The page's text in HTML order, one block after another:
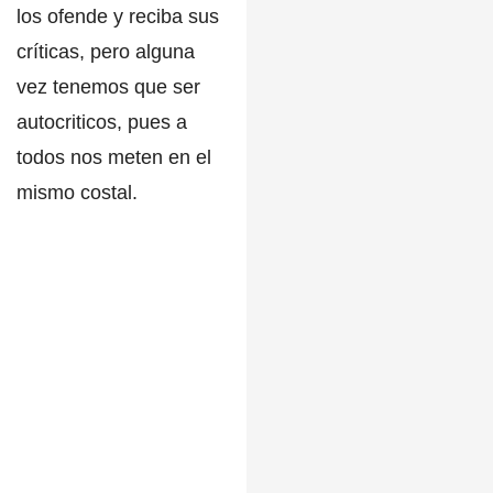
los ofende y reciba sus
críticas, pero alguna
vez tenemos que ser
autocriticos, pues a
todos nos meten en el
mismo costal.